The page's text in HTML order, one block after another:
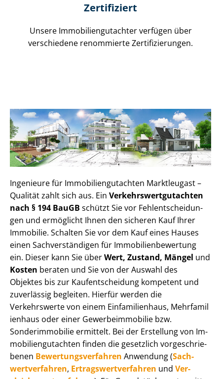
Zertifiziert
Unsere Immobilien­gutachter verfügen über
verschiedene renommierte Zer­ti­fi­zie­run­gen.
Ingenieure für Im­mo­bi­li­en­gut­ach­ten Marktleugast –
Qualität zahlt sich aus. Ein Ver­kehrs­wert­gut­ach­ten
nach § 194 BauGB schützt Sie vor Fehl­ent­schei­dun­
gen und ermöglicht Ihnen den sicheren Kauf Ihrer
Immobilie. Schalten Sie vor dem Kauf eines Hauses
einen Sach­ver­stän­di­gen für Im­mo­bi­li­en­be­wer­tung
ein. Dieser kann Sie überWert, Zustand, Mängel und
Kosten beraten und Sie von der Auswahl des
Objektes bis zur Kauf­ent­schei­dung kompetent und
zuverlässig begleiten. Hierfür werden die
Verkehrswerte von einem Einfamilienhaus, Mehr­fa­mi­l
i­en­haus oder einer Ge­wer­be­im­mo­bi­lie bzw.
Sonderimmobilie ermittelt. Bei der Erstellung von Im­
mo­bi­li­en­gut­ach­ten finden die gesetzlich vor­ge­schrie­
be­nen Be­wer­tungs­ver­fah­ren Anwendung (Sach­
wert­ver­fah­ren, Er­trags­wert­ver­fah­ren und Ver­